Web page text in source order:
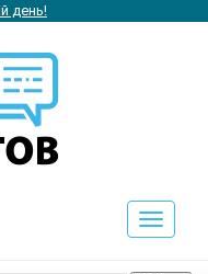
день!
Toggle